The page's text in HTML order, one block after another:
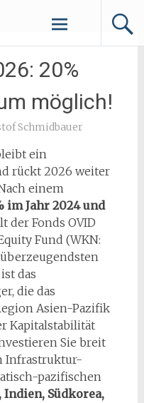
20%
möglich!
Schmidbauer
ein
rückt 2026 weiter
einem
im Jahr 2024 und
der Fonds OVID
Fund (WKN:
das
die das
Asien-Pazifik
Kapitalstabilität
Sie breit
Infrastruktur-
pazifischen
Indien, Südkorea,